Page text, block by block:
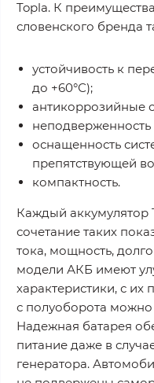
Topla. К
словенского бренда
устойчивость к
до +60°С);
антикоррозийные
оснащенность
препятствующей
компактность.
Каждый аккумулятор
сочетание таких
тока, мощность,
модели АКБ имеют
характеристики, с
с полуоборота
Надежная батарея
питание даже в
генератора.